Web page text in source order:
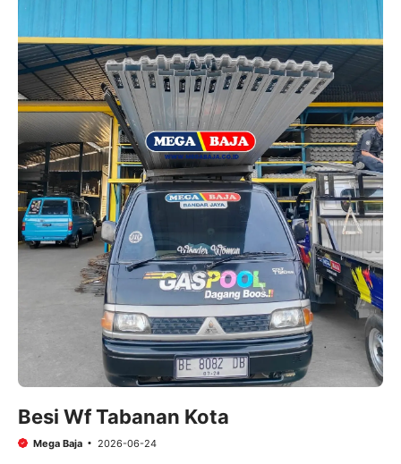
Besi Wf Tabanan Kota
Mega Baja 2026-06-24